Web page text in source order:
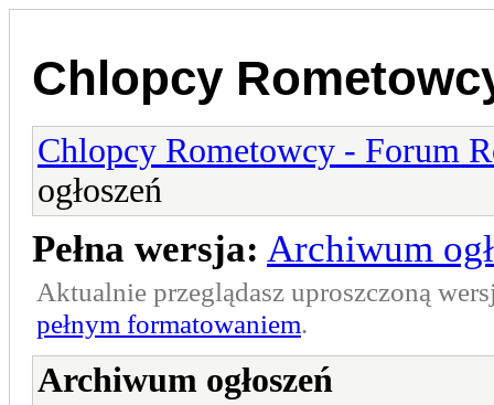
Chlopcy
Chlopcy Rometowcy - Forum
ogłoszeń
Pełna wersja: Archiwum
Aktualnie przeglądasz uproszczoną
pełnym formatowaniem.
Archiwum ogłoszeń